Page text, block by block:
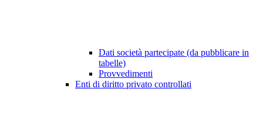
Dati società partecipate (da pubblicare in
tabelle)
Provvedimenti
Enti di diritto privato controllati